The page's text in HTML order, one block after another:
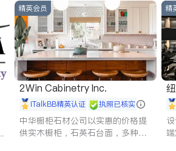
商标注册
索赔 律师-其它 保释
精英会员
2Win Cabinetry Inc.
iTalkBB精英认证 执照已核实
中华橱柜石材公司以实惠的价格提
供实木橱柜，石英石台面，多种优
精
纽
E